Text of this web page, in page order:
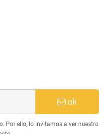
ok
Por ello, lo invitamos a ver nuestro